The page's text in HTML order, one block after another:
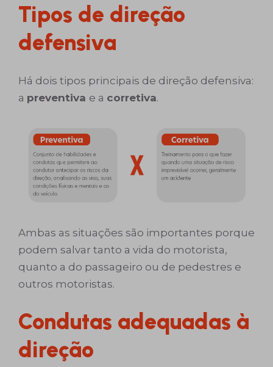
Tipos de direção
defensiva
Há dois tipos principais de direção defensiva:
a preventiva e a corretiva.
Ambas as situações são importantes porque
podem salvar tanto a vida do motorista,
quanto a do passageiro ou de pedestres e
outros motoristas.
Condutas adequadas à
direção